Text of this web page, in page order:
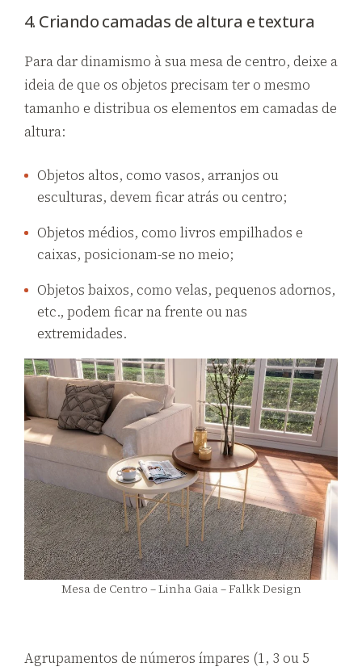
4. Criando camadas de altura e textura
Para dar dinamismo à sua mesa de centro, deixe a
ideia de que os objetos precisam ter o mesmo
tamanho e distribua os elementos em camadas de
altura:
Objetos altos, como vasos, arranjos ou
esculturas, devem ficar atrás ou centro;
Objetos médios, como livros empilhados e
caixas, posicionam-se no meio;
Objetos baixos, como velas, pequenos adornos,
etc., podem ficar na frente ou nas
extremidades.
Mesa de Centro – Linha Gaia – Falkk Design
Agrupamentos de números ímpares (1, 3 ou 5